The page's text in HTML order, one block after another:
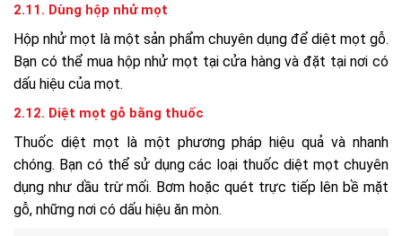
2.11. Dùng hộp nhử mọt
Hộp nhử mọt là một sản phẩm chuyên dụng để diệt mọt gỗ.
Bạn có thể mua hộp nhử mọt tại cửa hàng và đặt tại nơi có
dấu hiệu của mọt.
2.12. Diệt mọt gỗ bằng thuốc
Thuốc diệt mọt là một phương pháp hiệu quả và nhanh
chóng. Bạn có thể sử dụng các loại thuốc diệt mọt chuyên
dụng như dầu trừ mối. Bơm hoặc quét trực tiếp lên bề mặt
gỗ, những nơi có dấu hiệu ăn mòn.